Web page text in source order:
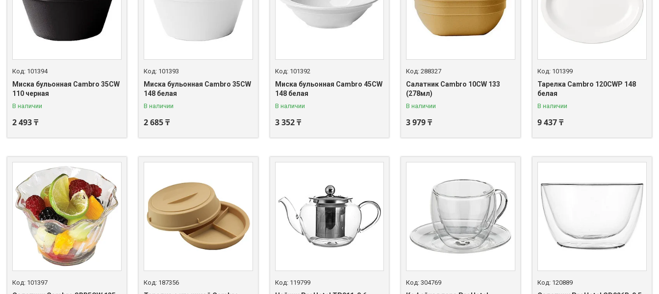
101394
Миска бульонная Cambro 35CW
110 черная
В наличии
2 493 ₸
101393
Миска бульонная Cambro 35CW
148 белая
В наличии
2 685 ₸
101392
Миска бульонная Cambro 45CW
148 белая
В наличии
3 352 ₸
288327
Салатник Cambro 10CW 133
(278мл)
В наличии
3 979 ₸
101399
Тарелка Cambro 120CWP 148
белая
В наличии
9 437 ₸
101397 187356 119799 304769 120889